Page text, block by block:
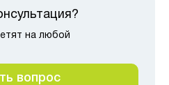
на любой
вопрос